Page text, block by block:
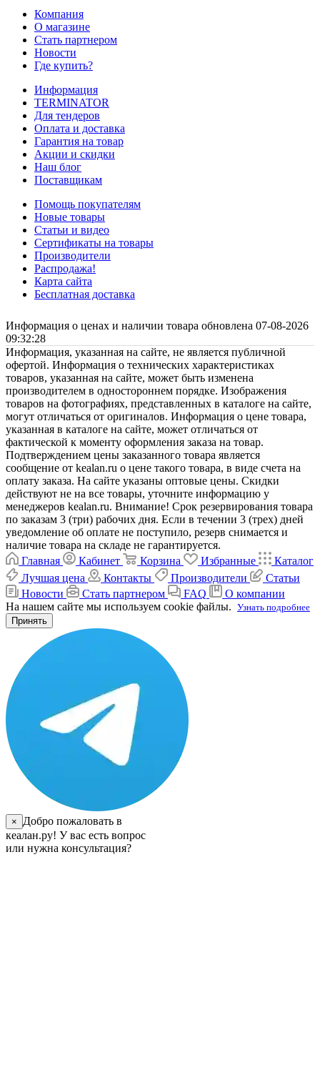
Компания
О магазине
Стать партнером
Новости
Где купить?
Информация
TERMINATOR
Для тендеров
Оплата и доставка
Гарантия на товар
Акции и скидки
Наш блог
Поставщикам
Помощь покупателям
Новые товары
Статьи и видео
Сертификаты на товары
Производители
Распродажа!
Карта сайта
Бесплатная доставка
Информация о ценах и наличии товара обновлена 07-08-2026
09:32:28
Информация, указанная на сайте, не является публичной
офертой. Информация о технических характеристиках
товаров, указанная на сайте, может быть изменена
производителем в одностороннем порядке. Изображения
товаров на фотографиях, представленных в каталоге на сайте,
могут отличаться от оригиналов. Информация о цене товара,
указанная в каталоге на сайте, может отличаться от
фактической к моменту оформления заказа на товар.
Подтверждением цены заказанного товара является
сообщение от kealan.ru о цене такого товара, в виде счета на
оплату заказа. На сайте указаны оптовые цены. Скидки
действуют не на все товары, уточните информацию у
менеджеров kealan.ru. Внимание! Срок резервирования товара
по заказам 3 (три) рабочих дня. Если в течении 3 (трех) дней
уведомление об оплате не поступило, резерв снимается и
наличие товара на складе не гарантируется.
Главная
Кабинет Корзина Избранные
Каталог
Лучшая цена
Контакты Производители
Статьи
Новости
Стать партнером FAQ
О компании
На нашем сайте мы используем cookie файлы. Узнать подробнее
Принять
×
Добро пожаловать в
кеалан.ру! У вас есть вопрос
или нужна консультация?